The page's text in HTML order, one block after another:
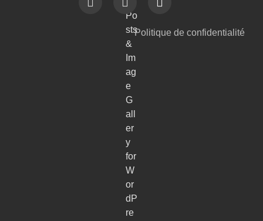
Politique de confidentialité